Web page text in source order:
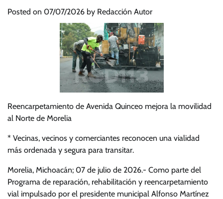
Posted on 07/07/2026 by Redacción Autor
Reencarpetamiento de Avenida Quinceo mejora la movilidad
al Norte de Morelia
* Vecinas, vecinos y comerciantes reconocen una vialidad
más ordenada y segura para transitar.
Morelia, Michoacán; 07 de julio de 2026.- Como parte del
Programa de reparación, rehabilitación y reencarpetamiento
vial impulsado por el presidente municipal Alfonso Martínez